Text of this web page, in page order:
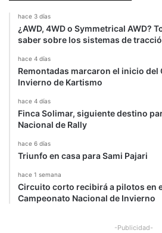
hace 3 días
¿AWD, 4WD o Symmetrical AWD?
saber sobre los sistemas de
hace 4 días
Remontadas marcaron el inicio del
Invierno de Kartismo
hace 4 días
Finca Solimar, siguiente destino
Nacional de Rally
hace 6 días
Triunfo en casa para Sami Pajari
hace 1 semana
Circuito corto recibirá a pilotos en
Campeonato Nacional de Invierno
-Publicidad-